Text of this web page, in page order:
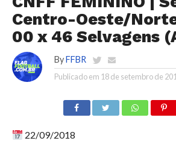
Centro-Oeste/
00 x 46 Selvagens
By FFBR
Publicado em 18 de setembro de
22/09/2018